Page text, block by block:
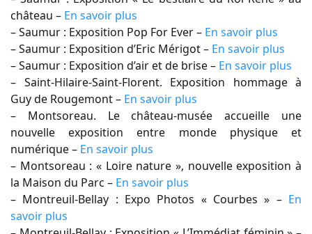
château – En savoir plus
– Saumur : Exposition Pop For Ever – En savoir plus
– Saumur : Exposition d’Eric Mérigot – En savoir plus
– Saumur : Exposition d’air et de brise – En savoir plus
– Saint-Hilaire-Saint-Florent. Exposition hommage à
Guy de Rougemont – En savoir plus
– Montsoreau. Le château-musée accueille une
nouvelle exposition entre monde physique et
numérique – En savoir plus
– Montsoreau : « Loire nature », nouvelle exposition à
la Maison du Parc – En savoir plus
– Montreuil-Bellay : Expo Photos « Courbes » – En
savoir plus